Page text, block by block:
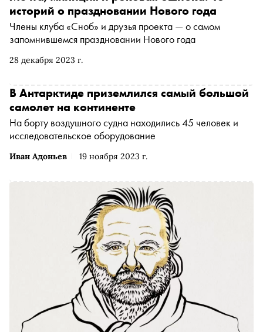
28 декабря 2023 г.
историй о праздновании Нового года
Члены клуба «Сноб» и друзья проекта — о самом
запомнившемся праздновании Нового года
Иван Адоньев 19 ноября 2023 г.
В Антарктиде приземлился самый большой
самолет на континенте
На борту воздушного судна находились 45 человек и
исследовательское оборудование